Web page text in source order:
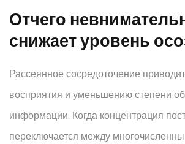
Отчего
снижает уровень
Рассеянное сосредоточение
восприятия и уменьшению степени
информации. Когда концентрация
переключается между